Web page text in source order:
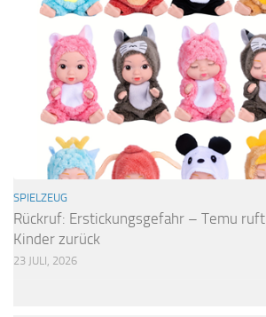
SPIELZEUG
Rückruf: Erstickungsgefahr – Temu
Kinder zurück
23 JULI, 2026